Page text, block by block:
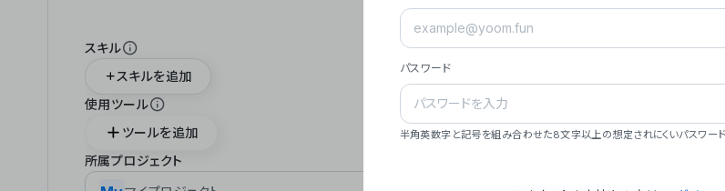
スキル
スキルを追加
使用ツール
ツールを追加
所属プロジェクト
- **ミッション**: 「We Make Time
- **ビジョン**: 「Global
### 会社概要
パスワード
半角英数字と記号を組み合わせた8文字以上の想定されにくいパスワード